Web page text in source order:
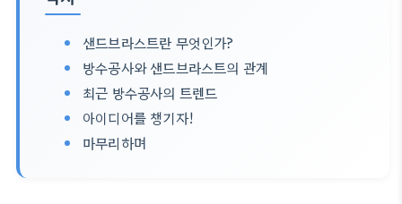
샌드브라스트란 무엇인가?
방수공사와 샌드브라스트의 관계
최근 방수공사의 트렌드
아이디어를 챙기자!
마무리하며